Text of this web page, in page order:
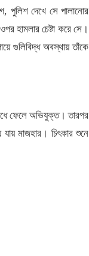
দেখে সে পালানোর
হামলার চেষ্টা করে সে।
গুলিবিদ্ধ অবস্থায় তাঁকে
ফেলে অভিযুক্ত। তারপর
মাজহার। চিৎকার শুনে